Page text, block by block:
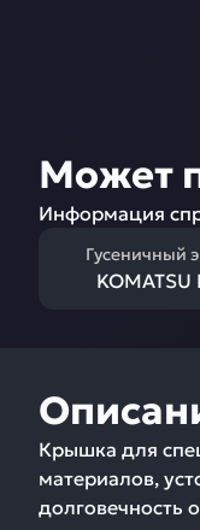
Может
Информация
Гусеничный
KOMATSU
Крышка для
материалов,
долговечность